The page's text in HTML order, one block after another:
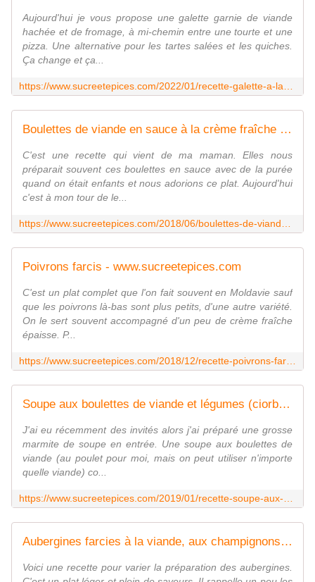
Aujourd'hui je vous propose une galette garnie de viande
hachée et de fromage, à mi-chemin entre une tourte et une
pizza. Une alternative pour les tartes salées et les quiches.
Ça change et ça...
Boulettes de viande en sauce à la crème fraîche - www.sucreetepices.com
C'est une recette qui vient de ma maman. Elles nous
préparait souvent ces boulettes en sauce avec de la purée
quand on était enfants et nous adorions ce plat. Aujourd'hui
c'est à mon tour de le...
Poivrons farcis - www.sucreetepices.com
C'est un plat complet que l'on fait souvent en Moldavie sauf
que les poivrons là-bas sont plus petits, d'une autre variété.
On le sert souvent accompagné d'un peu de crème fraîche
épaisse. P...
Soupe aux boulettes de viande et légumes (ciorbă de perişoare) - www.sucreetepices.com
J'ai eu récemment des invités alors j'ai préparé une grosse
marmite de soupe en entrée. Une soupe aux boulettes de
viande (au poulet pour moi, mais on peut utiliser n'importe
quelle viande) co...
Aubergines farcies à la viande, aux champignons et au fromage - www.sucreetepices.com
Voici une recette pour varier la préparation des aubergines.